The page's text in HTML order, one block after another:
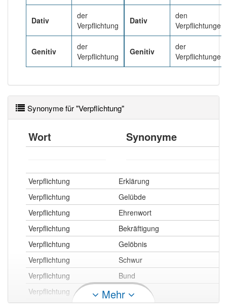
Dativ
der
Verpflichtung
Genitiv
der
Verpflichtung
Dativ
den
Verpflichtungen
Genitiv
der
Verpflichtungen
Synonyme für "Verpflichtung"
Wort Synonyme
Verpflichtung
Erklärung
Verpflichtung
Gelübde
Verpflichtung
Ehrenwort
Verpflichtung
Bekräftigung
Verpflichtung
Gelöbnis
Verpflichtung
Schwur
Verpflichtung
Bund
Verpflichtung
Eid
Mehr